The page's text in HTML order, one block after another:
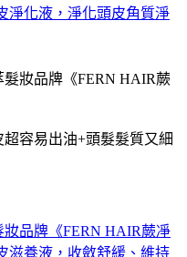
淨化液，淨化頭皮角質淨
容易出油+頭髮髮質又細
妝品牌《FERN HAIR蕨凈
滋養液，收斂舒緩、維持